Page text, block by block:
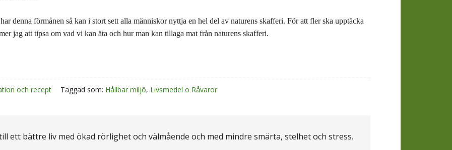
denna förmånen så kan i stort sett alla människor nyttja en hel del av naturens skafferi. För att fler ska upptäcka
jag att tipsa om vad vi kan äta och hur man kan tillaga mat från naturens skafferi.
och recept Taggad som: Hållbar miljö, Livsmedel o Råvaror
ett bättre liv med ökad rörlighet och välmående och med mindre smärta, stelhet och stress.